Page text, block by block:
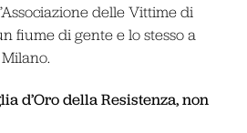
delle Vittime di
fiume di gente e lo stesso a
d’Oro della Resistenza, non